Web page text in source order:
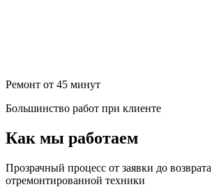
Ремонт от 45 минут
Большинство работ при клиенте
Как мы работаем
Прозрачный процесс от заявки до возврата
отремонтированной техники